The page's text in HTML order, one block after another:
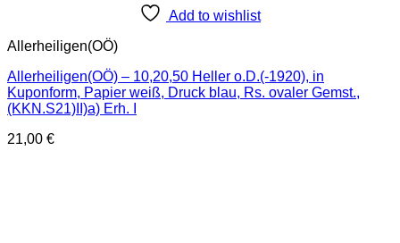
Add to wishlist
Allerheiligen(OÖ)
Allerheiligen(OÖ) – 10,20,50 Heller o.D.(-1920), in
Kuponform, Papier weiß, Druck blau, Rs. ovaler Gemst.,
(KKN.S21)II)a) Erh. I
21,00 €